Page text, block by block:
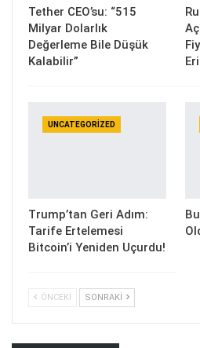
Tether CEO’su: “515
Milyar Dolarlık
Değerleme Bile Düşük
Kalabilir”
UNCATEGORIZED
Trump’tan Geri Adım:
Tarife Ertelemesi
Bitcoin’i Yeniden Uçurdu!
ÖNCEKI SONRAKI